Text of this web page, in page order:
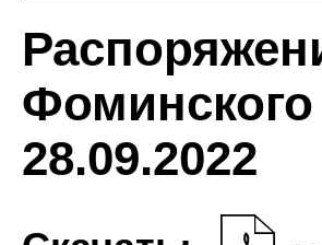
Фоминского
28.09.2022